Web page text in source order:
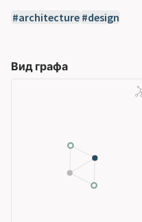
architecture design
Вид графа